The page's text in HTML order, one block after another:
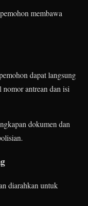
membawa
dapat langsung
antrean dan isi
dokumen dan
diarahkan untuk